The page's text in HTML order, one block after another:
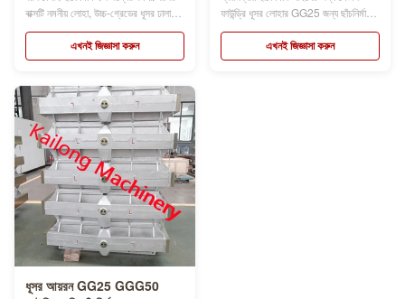
বাক্সটি নমনীয় লোহা, উচ্চ-গ্রেডের ধূসর ঢালাই
লোহা বা ঢালাইকৃত ইস্পাত প্লেট দিয়ে তৈরি যা
ভাল দৃঢ়তা এবং উচ্চ চাপের শক প্রতিরোধের
বৈশিষ্ট্যযুক্ত।আমরা গ্রাহকদের প্রয়োজনীয়তা
এখনই জিজ্ঞাসা করুন
ফাউন্ড্রি ধূসর লোহার GG25 জন্য ছাঁচনির্মাণ
বাক্স পণ্যের বর্ণনা: মোল্ড ফ্লাস্কের নাম মোল্ডিং
বক্স, মোল্ডিং ফ্লাস্ক, মোল্ড ফ্লাস্ক, বালি
ফ্লাস্ক, বালি বাক্স, যা স্বয়ংক্রিয় বা ডেমি-
এখনই জিজ্ঞাসা করুন
ধূসর আয়রন GG25 GGG50